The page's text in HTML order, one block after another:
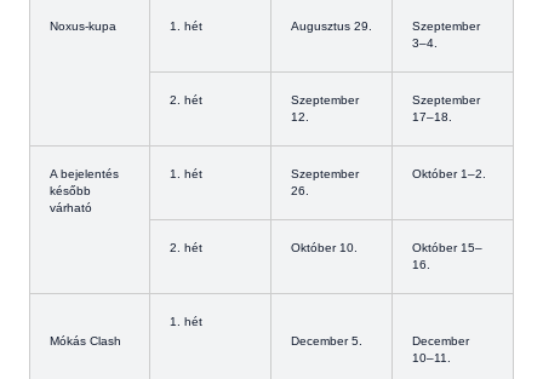
Noxus-kupa 1. hét Augusztus 29.
Szeptember
3–4.
2. hét
Szeptember
12.
Szeptember
17–18.
A bejelentés
később
várható
1. hét
Szeptember
26.
Október 1–2.
2. hét Október 10.
Október 15–
16.
Mókás Clash
1. hét
December 5.
December
10–11.